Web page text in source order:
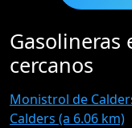
cercanos
Monistrol de
Calders (a 6.06 km)